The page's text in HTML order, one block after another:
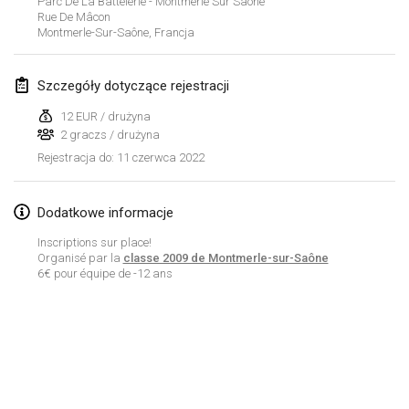
Rue De Mâcon
Montmerle-Sur-Saône, Francja
Szczegóły dotyczące rejestracji
12 EUR / drużyna
2 graczs / drużyna
Rejestracja do: 11 czerwca 2022
Dodatkowe informacje
Inscriptions sur place!
Organisé par la classe 2009 de Montmerle-sur-Saône
6€ pour équipe de -12 ans
luty 2022
MS v MÖLKPARKURU
4 lut 2022|Czechy
ANULOWANY
TangoMölkky
5 lut 2022|Finlandia
12 lut 2022 |Finlandia